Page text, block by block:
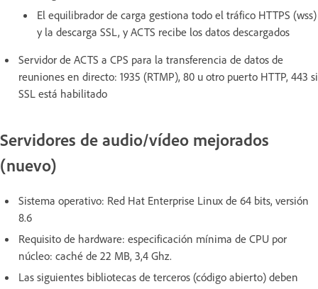
El equilibrador de carga gestiona todo el tráfico HTTPS (wss)
y la descarga SSL, y ACTS recibe los datos descargados
Servidor de ACTS a CPS para la transferencia de datos de
reuniones en directo: 1935 (RTMP), 80 u otro puerto HTTP, 443 si
SSL está habilitado
Servidores de audio/vídeo mejorados
(nuevo)
Sistema operativo: Red Hat Enterprise Linux de 64 bits, versión
8.6
Requisito de hardware: especificación mínima de CPU por
núcleo: caché de 22 MB, 3,4 Ghz.
Las siguientes bibliotecas de terceros (código abierto) deben